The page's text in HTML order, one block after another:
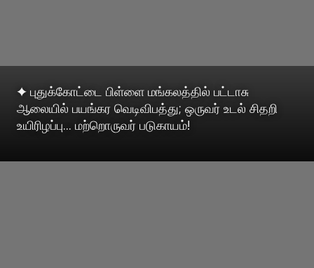
✦ புதுக்கோட்டை பிள்ளை மங்கலத்தில் பட்டாசு
ஆலையில் பயங்கர வெடிவிபத்து; ஒருவர் உடல் சிதறி
உயிரிழப்பு... மற்றொருவர் படுகாயம்!